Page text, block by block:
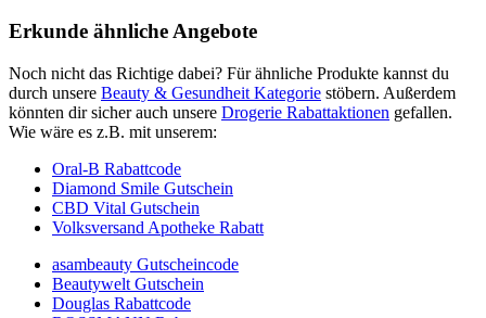
Erkunde ähnliche Angebote
Noch nicht das Richtige dabei? Für ähnliche Produkte kannst du
durch unsere Beauty & Gesundheit Kategorie stöbern. Außerdem
könnten dir sicher auch unsere Drogerie Rabattaktionen gefallen.
Wie wäre es z.B. mit unserem:
Oral-B Rabattcode
Diamond Smile Gutschein
CBD Vital Gutschein
Volksversand Apotheke Rabatt
asambeauty Gutscheincode
Beautywelt Gutschein
Douglas Rabattcode